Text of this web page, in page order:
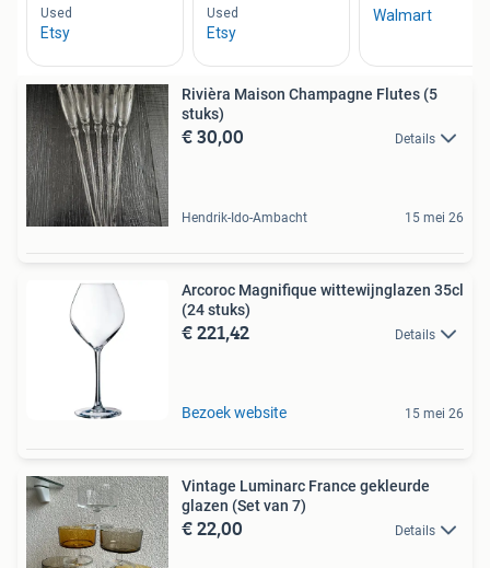
Rivièra Maison Champagne Flutes (5
stuks)
€ 30,00 Details
Hendrik-Ido-Ambacht 15 mei 26
Arcoroc Magnifique wittewijnglazen 35cl
(24 stuks)
€ 221,42 Details
Bezoek website 15 mei 26
Vintage Luminarc France gekleurde
glazen (Set van 7)
€ 22,00 Details